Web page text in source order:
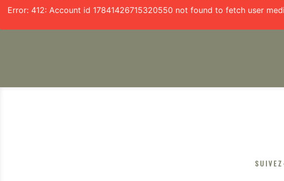
Error: 412: Account id 17841426715320550 not found to fetch user